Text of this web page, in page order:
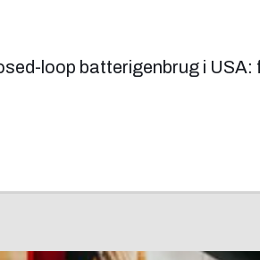
loop batterigenbrug i USA: